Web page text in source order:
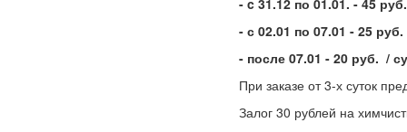
- c 31.12 по 01.01. - 45
- с 02.01 по 07.01 - 25
- после 07.01 - 20 руб. /
При заказе от 3-х суток
Залог 30 рублей на